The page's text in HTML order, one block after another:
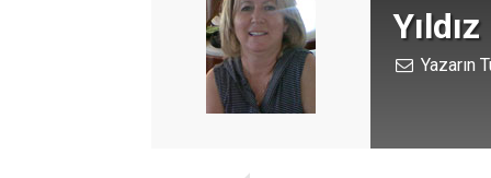
Yazarın